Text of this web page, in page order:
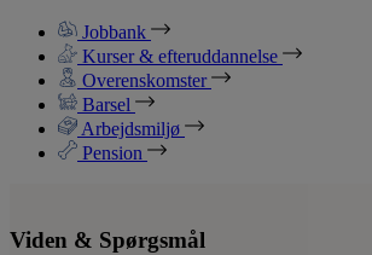
Jobbank
Kurser & efteruddannelse
Overenskomster
Barsel
Arbejdsmiljø
Pension
Viden & Spørgsmål